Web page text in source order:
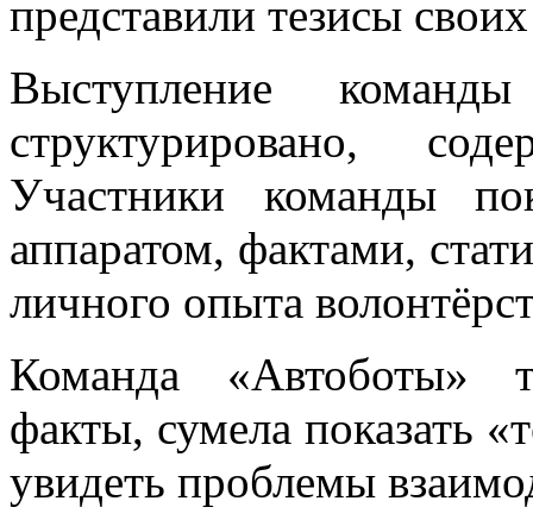
представили тезисы
Выступление
структурировано,
Участники команды
аппаратом, фактами,
личного опыта
Команда «Автоботы»
факты, сумела показать
увидеть проблемы